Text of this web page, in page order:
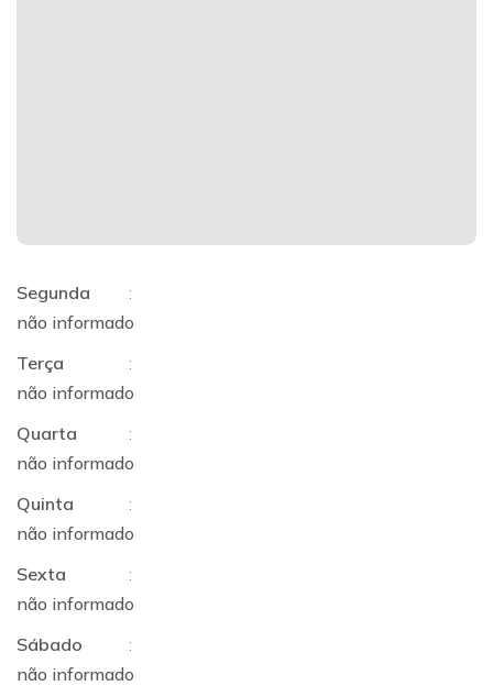
Segunda
:
não informado
Terça
:
não informado
Quarta
:
não informado
Quinta
:
não informado
Sexta
:
não informado
Sábado
:
não informado